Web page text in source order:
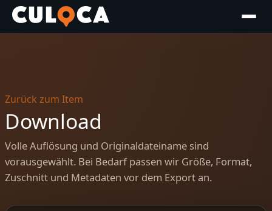
Zurück zum Item
Download
Volle Auflösung und Originaldateiname sind
vorausgewählt. Bei Bedarf passen wir Größe, Format,
Zuschnitt und Metadaten vor dem Export an.